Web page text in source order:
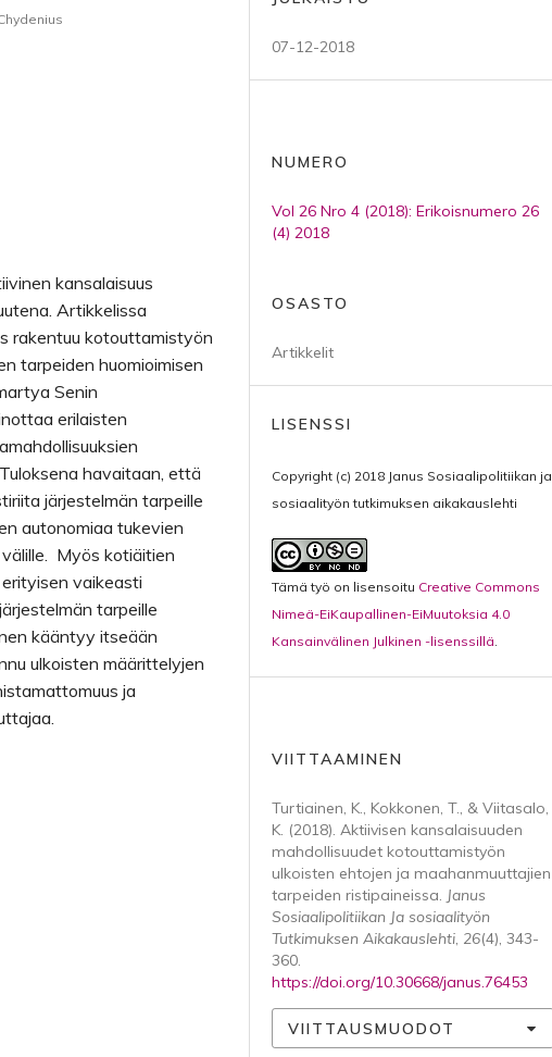
kansalaisuus
Artikkelissa
rakentuu kotouttamistyön
tarpeiden huomioimisen
Senin
erilaisten
havaitaan, että
järjestelmän tarpeille
autonomiaa tukevien
Myös kotiäitien
vaikeasti
tarpeille
kääntyy itseään
ulkoisten määrittelyjen
ja
07-12-2018
NUMERO
Vol 26 Nro 4 (2018): Erikoisnumero 26
(4) 2018
OSASTO
Artikkelit
LISENSSI
Copyright (c) 2018 Janus Sosiaalipolitiikan ja
sosiaalityön tutkimuksen aikakauslehti
Tämä työ on lisensoitu Creative Commons
Nimeä-EiKaupallinen-EiMuutoksia 4.0
Kansainvälinen Julkinen -lisenssillä.
VIITTAAMINEN
Turtiainen, K., Kokkonen, T., & Viitasalo,
K. (2018). Aktiivisen kansalaisuuden
mahdollisuudet kotouttamistyön
ulkoisten ehtojen ja maahanmuuttajien
tarpeiden ristipaineissa. Janus
Sosiaalipolitiikan Ja sosiaalityön
Tutkimuksen Aikakauslehti, 26(4), 343-
360.
https://doi.org/10.30668/janus.76453
VIITTAUSMUODOT